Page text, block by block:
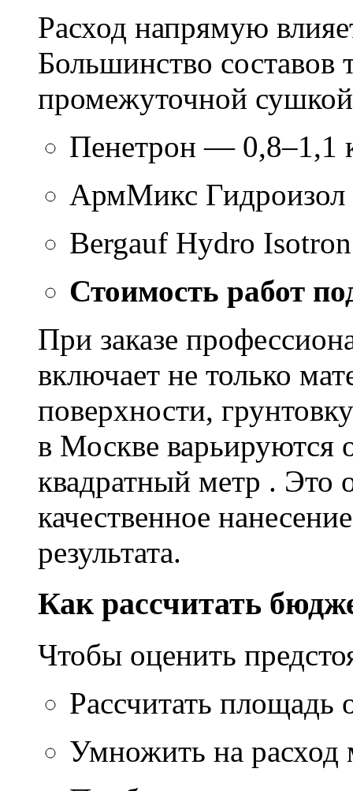
Расход напрямую
Большинство составов
промежуточной
Пенетрон — 0,8–1,1
АрмМикс
Bergauf Hydro
Стоимость работ
При заказе
включает не только
поверхности,
в Москве варьируются
квадратный метр . Это
качественное
результата.
Как рассчитать
Чтобы оценить
Рассчитать площадь
Умножить на расход